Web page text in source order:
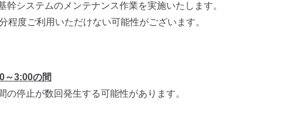
幹システムのメンテナンス作業を実施いたします。
程度ご利用いただけない可能性がございます。
～3:00の間
停止が数回発生する可能性があります。